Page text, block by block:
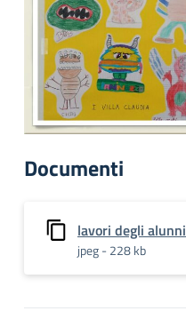
Documenti
lavori degli alunni
jpeg - 228 kb